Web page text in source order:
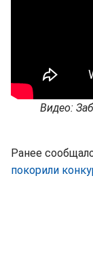
Видео:
Ранее
покорили